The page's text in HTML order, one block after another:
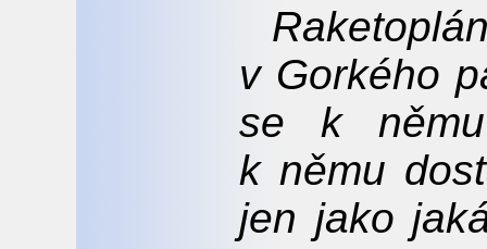
v Gorkého
se k
k němu
jen jako